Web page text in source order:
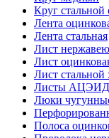
Круг
Лента
Лента стальная
Лист
Лист
Лист стальной
Листы АЦЭИД
Люки
Полоса